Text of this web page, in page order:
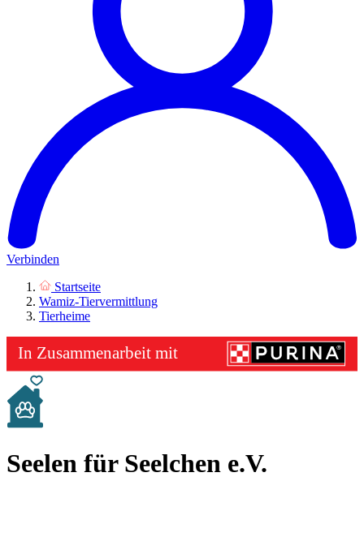
Verbinden
Startseite
Wamiz-Tiervermittlung
Tierheime
Seelen für Seelchen e.V.